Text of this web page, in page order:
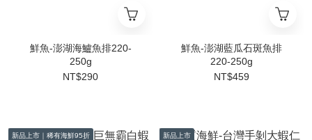
鮮魚-澎湖海鱸魚排220-
250g
NT$290
鮮魚-澎湖藍瓜石斑魚排
220-250g
NT$459
新品上市｜稀有海鮮95折 新品上市